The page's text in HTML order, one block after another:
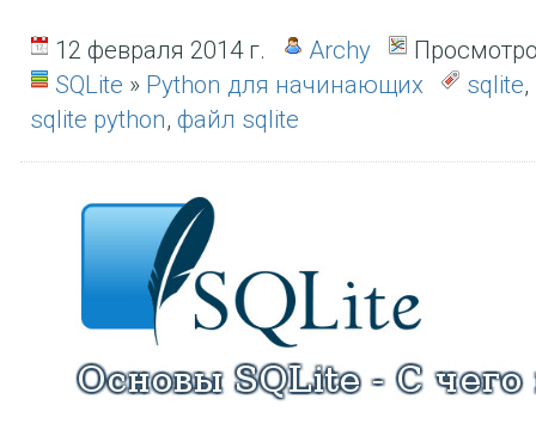
12 февраля 2014 г. Archy
SQLite » Python для начинающих sqlite,
sqlite python, файл sqlite